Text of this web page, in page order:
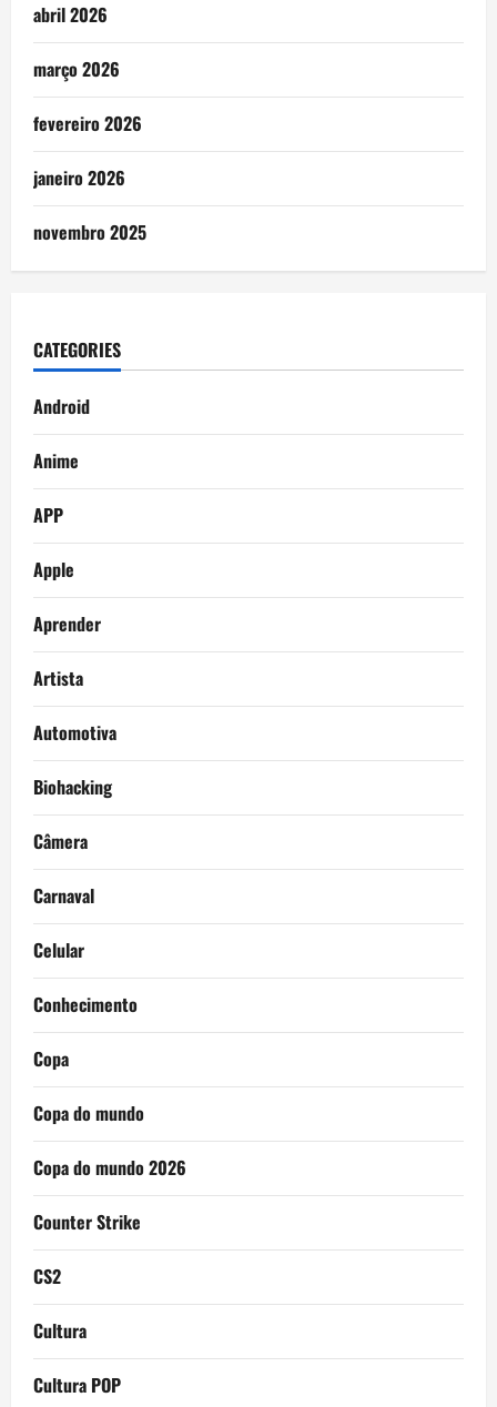
abril 2026
março 2026
fevereiro 2026
janeiro 2026
novembro 2025
CATEGORIES
Android
Anime
APP
Apple
Aprender
Artista
Automotiva
Biohacking
Câmera
Carnaval
Celular
Conhecimento
Copa
Copa do mundo
Copa do mundo 2026
Counter Strike
CS2
Cultura
Cultura POP